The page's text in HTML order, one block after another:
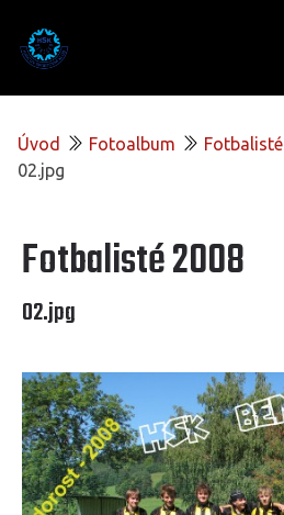
Úvod Fotoalbum Fotbalisté
02.jpg
Fotbalisté 2008
02.jpg